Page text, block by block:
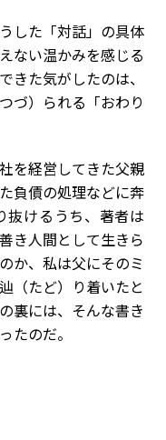
した「対話」の具体
ない温かみを感じる
きた気がしたのは、
づ）られる「おわり
を経営してきた父親
負債の処理などに奔
抜けるうち、著者は
き人間として生きら
か、私は父にそのミ
（たど）り着いたと
裏には、そんな書き
たのだ。